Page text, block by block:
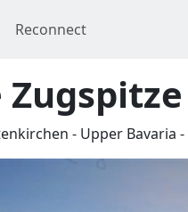
Reconnect
- Upper Bavaria -